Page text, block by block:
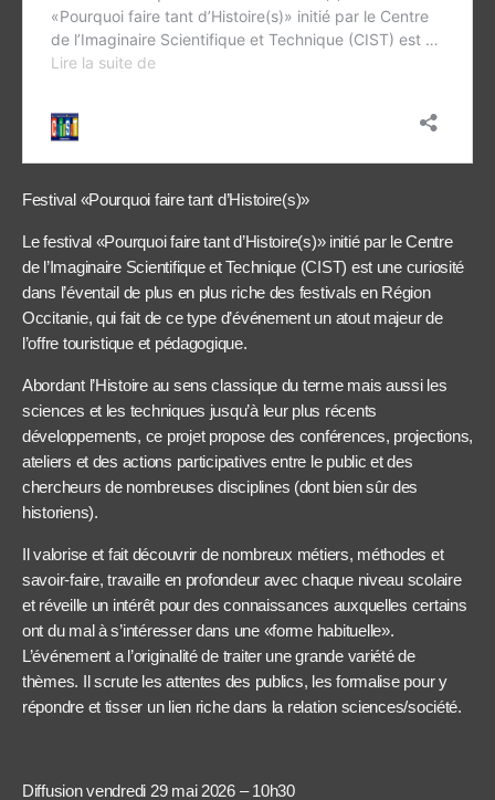
Festival «Pourquoi faire tant d’Histoire(s)»
Le festival «Pourquoi faire tant d’Histoire(s)» initié par le Centre
de l’Imaginaire Scientifique et Technique (CIST) est une curiosité
dans l’éventail de plus en plus riche des festivals en Région
Occitanie, qui fait de ce type d’événement un atout majeur de
l’offre touristique et pédagogique.
Abordant l’Histoire au sens classique du terme mais aussi les
sciences et les techniques jusqu’à leur plus récents
développements, ce projet propose des conférences, projections,
ateliers et des actions participatives entre le public et des
chercheurs de nombreuses disciplines (dont bien sûr des
historiens).
Il valorise et fait découvrir de nombreux métiers, méthodes et
savoir-faire, travaille en profondeur avec chaque niveau scolaire
et réveille un intérêt pour des connaissances auxquelles certains
ont du mal à s’intéresser dans une «forme habituelle».
L’événement a l’originalité de traiter une grande variété de
thèmes. Il scrute les attentes des publics, les formalise pour y
répondre et tisser un lien riche dans la relation sciences/société.
Diffusion vendredi 29 mai 2026 – 10h30